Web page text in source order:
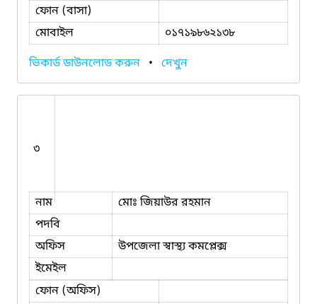
ফোন (বাসা)
মোবাইল
০১৭১৯৮৬২১৩৮
ভিকার্ড ডাউনলোড করুন • দেখুন
৩
নাম
মোঃ জিয়াউর রহমান
পদবি
অফিস
উপজেলা স্বাস্থ্য কমপ্লেক্স
ইমেইল
ফোন (অফিস)